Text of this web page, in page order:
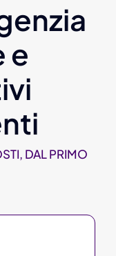
e
DAL PRIMO